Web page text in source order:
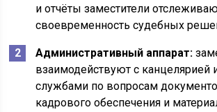
и отчёты заместители
своевременность судебных
Административный аппарат:
взаимодействуют с канцелярией
службами по вопросам
кадрового обеспечения и